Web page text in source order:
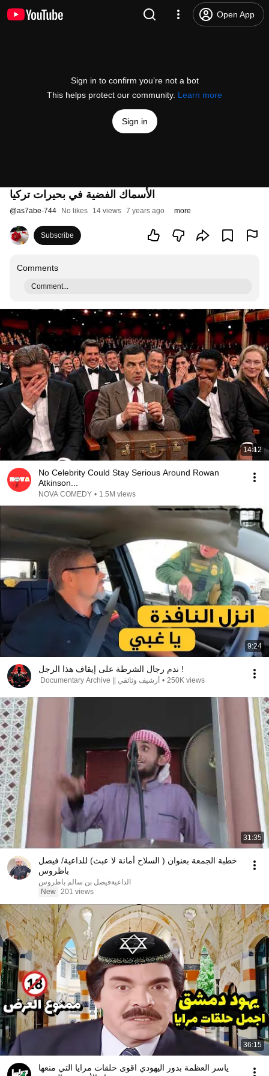
Open App
Sign in to confirm you’re not a bot
This helps protect our community. Learn more
Sign in
الأسماك الفضية في بحيرات تركيا
@as7abe-744 No likes 14 views 7 years ago more
Subscribe
Comments
Comment...
14:12
No Celebrity Could Stay Serious Around Rowan
Atkinson...
NOVA COMEDY • 1.5M views
9:24
ندم رجال الشرطة على إيقاف هذا الرجل !
أرشيف وثائقي || Documentary Archive • 250K views
31:35
خطبة الجمعة بعنوان ( السلاح أمانة لا عبث) للداعية/ فيصل
باظروس
الداعيةفيصل بن سالم باظروس
New 201 views
36:15
ياسر العظمة بدور اليهودي اقوى حلقات مرايا التي منعها